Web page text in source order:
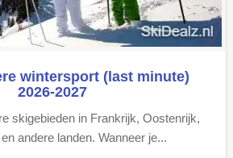
wintersport (last minute)
2026-2027
skigebieden in Frankrijk, Oostenrijk,
andere landen. Wanneer je...